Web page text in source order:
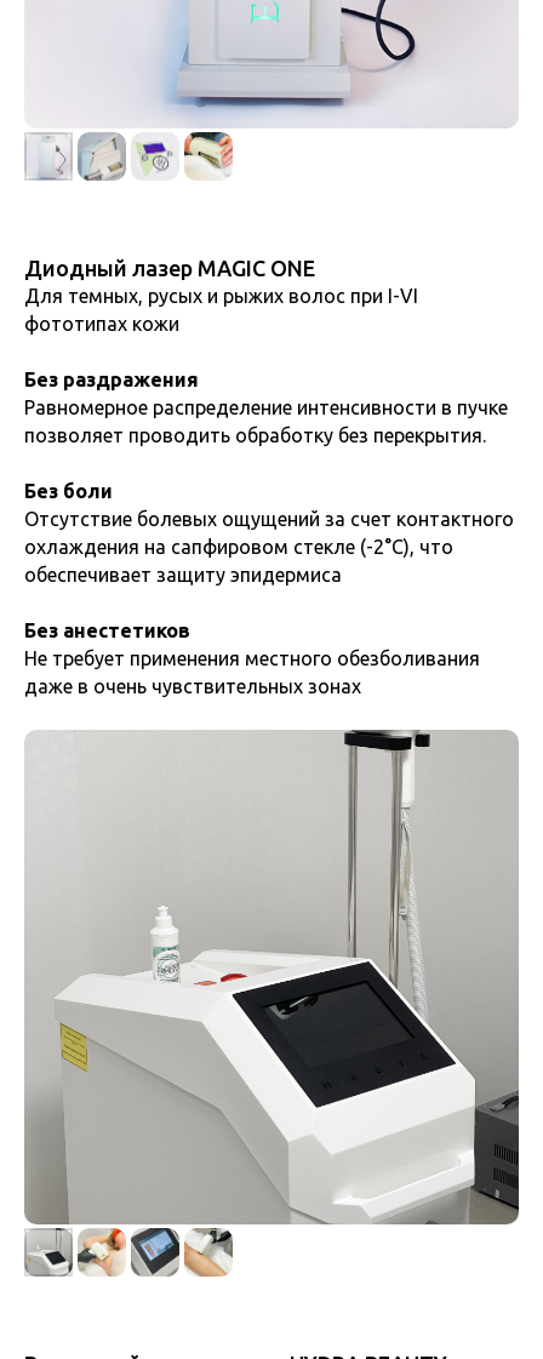
Диодный лазер MAGIC ONE
Для темных, русых и рыжих волос при I-VI
фототипах кожи
Без раздражения
Равномерное распределение интенсивности в пучке
позволяет проводить обработку без перекрытия.
Без боли
Отсутствие болевых ощущений за счет контактного
охлаждения на сапфировом стекле (-2°С), что
обеспечивает защиту эпидермиса
Без анестетиков
Не требует применения местного обезболивания
даже в очень чувствительных зонах